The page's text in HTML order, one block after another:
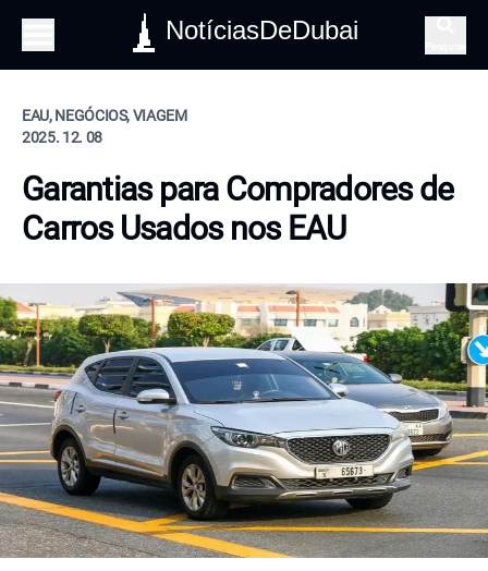
NotíciasDeDubai
EAU, NEGÓCIOS, VIAGEM
2025. 12. 08
Garantias para Compradores de
Carros Usados nos EAU